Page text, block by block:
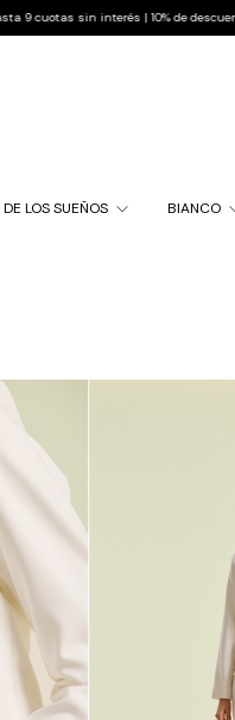
transferencia | Envío gratis a todo el
LOS SUEÑOS BIANCO